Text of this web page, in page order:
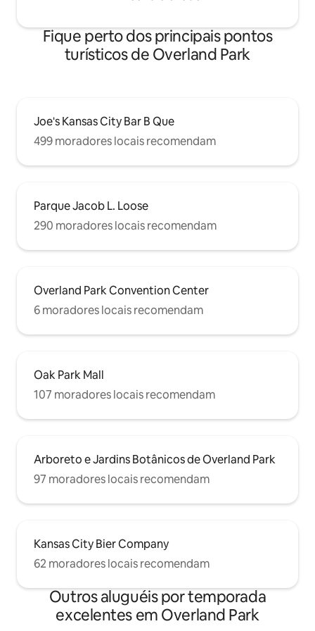
Fique perto dos principais pontos
turísticos de Overland Park
Joe's Kansas City Bar B Que
499 moradores locais recomendam
Parque Jacob L. Loose
290 moradores locais recomendam
Overland Park Convention Center
6 moradores locais recomendam
Oak Park Mall
107 moradores locais recomendam
Arboreto e Jardins Botânicos de Overland Park
97 moradores locais recomendam
Kansas City Bier Company
62 moradores locais recomendam
Outros aluguéis por temporada
excelentes em Overland Park